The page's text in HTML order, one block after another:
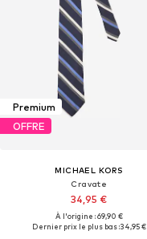
Premium
OFFRE
MICHAEL KORS
Cravate
34,95 €
À l'origine : 69,90 €
Dernier prix le plus bas :34,95 €